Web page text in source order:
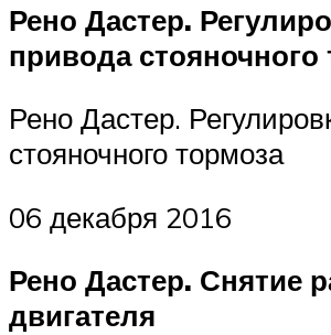
Рено Дастер.
привода стояночного
Рено Дастер.
стояночного тормоза
06 декабря 2016
Рено Дастер. Снятие
двигателя